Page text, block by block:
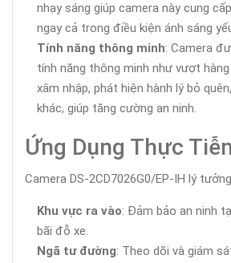
nhạy sáng giúp camera này cung
ngay cả trong điều kiện ánh sáng
Tính năng thông minh: Camera
tính năng thông minh như vượt
xâm nhập, phát hiện hành lý bỏ
khác, giúp tăng cường an ninh.
Ứng Dụng Thực
Camera DS-2CD7026G0/EP-IH lý
Khu vực ra vào: Đảm bảo an ninh
bãi đỗ xe.
Ngã tư đường: Theo dõi và giám